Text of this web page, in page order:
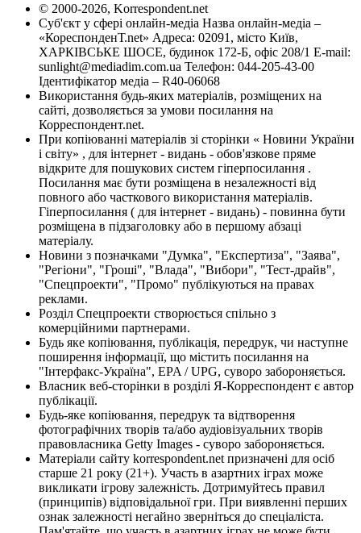
© 2000-2026, Korrespondent.net
Суб'єкт у сфері онлайн-медіа Назва онлайн-медіа –
«КореспонденТ.net» Адреса: 02091, місто Київ,
ХАРКІВСЬКЕ ШОСЕ, будинок 172-Б, офіс 208/1 E-mail:
sunlight@mediadim.com.ua Телефон: 044-205-43-00
Ідентифікатор медіа – R40-06068
Використання будь-яких матеріалів, розміщених на
сайті, дозволяється за умови посилання на
Корреспондент.net.
При копіюванні матеріалів зі сторінки « Новини України
і світу» , для інтернет - видань - обов'язкове пряме
відкрите для пошукових систем гіперпосилання .
Посилання має бути розміщена в незалежності від
повного або часткового використання матеріалів.
Гіперпосилання ( для інтернет - видань) - повинна бути
розміщена в підзаголовку або в першому абзаці
матеріалу.
Новини з позначками "Думка", "Експертиза", "Заява",
"Регіони", "Гроші", "Влада", "Вибори", "Тест-драйв",
"Спецпроекти", "Промо" публікуються на правах
реклами.
Розділ Спецпроекти створюється спільно з
комерційними партнерами.
Будь яке копіювання, публікація, передрук, чи наступне
поширення інформації, що містить посилання на
"Інтерфакс-Україна", EPA / UPG, суворо забороняється.
Власник веб-сторінки в розділі Я-Корреспондент є автор
публікації.
Будь-яке копіювання, передрук та відтворення
фотографічних творів та/або аудіовізуальних творів
правовласника Getty Images - суворо забороняється.
Матеріали сайту korrespondent.net призначені для осіб
старше 21 року (21+). Участь в азартних іграх може
викликати ігрову залежність. Дотримуйтесь правил
(принципів) відповідальної гри. При виявленні перших
ознак залежності негайно зверніться до спеціаліста.